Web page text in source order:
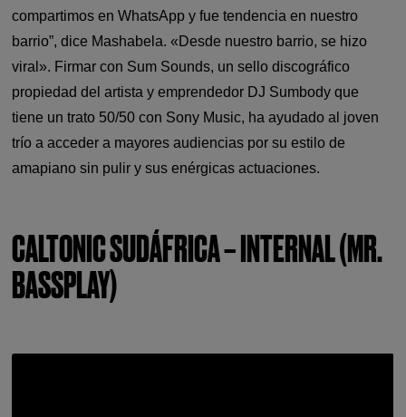
compartimos en WhatsApp y fue tendencia en nuestro
barrio”, dice Mashabela. «Desde nuestro barrio, se hizo
viral». Firmar con Sum Sounds, un sello discográfico
propiedad del artista y emprendedor DJ Sumbody que
tiene un trato 50/50 con Sony Music, ha ayudado al joven
trío a acceder a mayores audiencias por su estilo de
amapiano sin pulir y sus enérgicas actuaciones.
CALTONIC SUDÁFRICA – INTERNAL (MR.
BASSPLAY)